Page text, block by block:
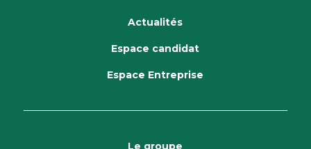
Actualités
Espace candidat
Espace Entreprise
Le groupe